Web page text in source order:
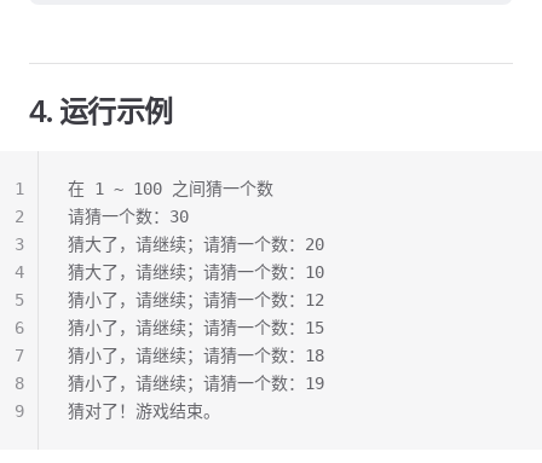
4. 运行示例
在 1 ~ 100 之间猜一个数
请猜一个数：30
猜大了，请继续；请猜一个数：20
猜大了，请继续；请猜一个数：10
猜小了，请继续；请猜一个数：12
猜小了，请继续；请猜一个数：15
猜小了，请继续；请猜一个数：18
猜小了，请继续；请猜一个数：19
猜对了！游戏结束。
1
2
3
4
5
6
7
8
9